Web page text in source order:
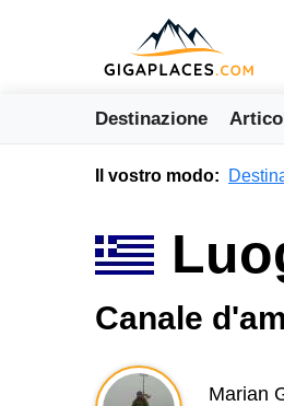
Destinazione
Il vostro modo:
Canale
Marian